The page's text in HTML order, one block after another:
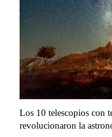
Los 10 telescopios con
revolucionaron la